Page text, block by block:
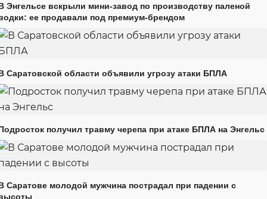
Энгельсе вскрыли мини-завод по производству паленой
ее продавали под премиум-брендом
Саратовской области объявили угрозу атаки БПЛА
получил травму черепа при атаке БПЛА на Энгельс
Саратове молодой мужчина пострадал при падении с